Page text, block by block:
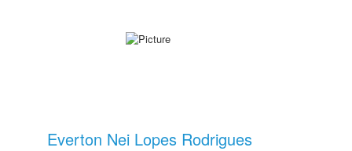
Everton Nei Lopes Rodrigues